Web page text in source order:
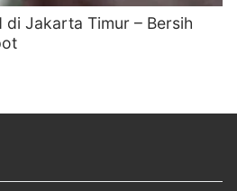
Jakarta Timur – Bersih